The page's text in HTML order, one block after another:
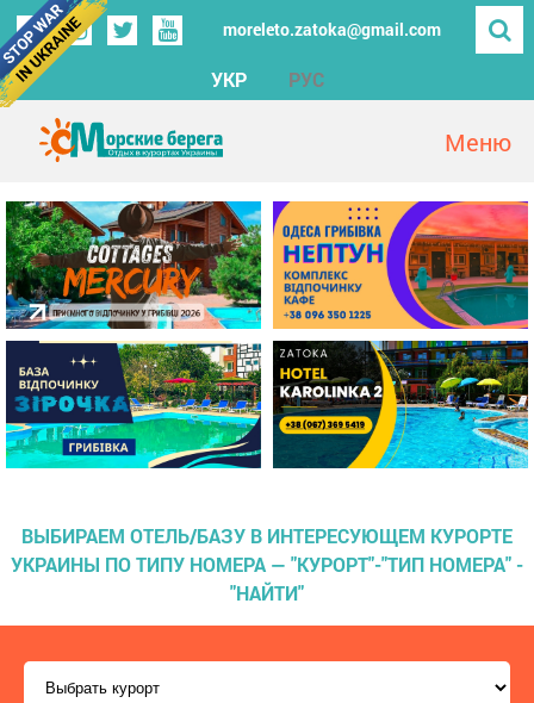
moreleto.zatoka@gmail.com
УКР РУС
ВЫБИРАЕМ ОТЕЛЬ/БАЗУ В ИНТЕРЕСУЮЩЕМ КУРОРТЕ
УКРАИНЫ ПО ТИПУ НОМЕРА — "КУРОРТ"-"ТИП НОМЕРА" -
"НАЙТИ"